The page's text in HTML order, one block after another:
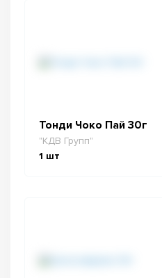
Тонди Чоко Пай 30г
"КДВ Групп"
1 шт